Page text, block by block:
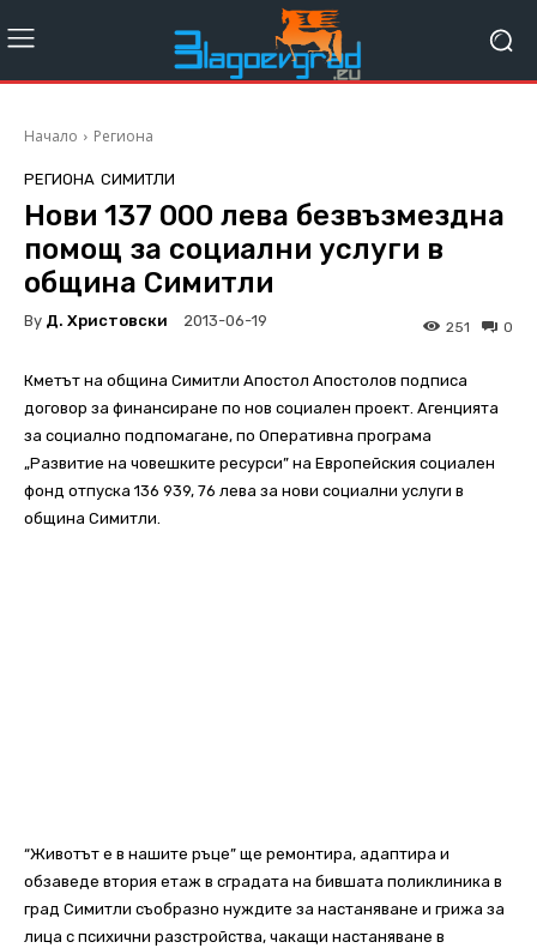
Начало Региона
РЕГИОНА СИМИТЛИ
Нови 137 000 лева безвъзмездна
помощ за социални услуги в
община Симитли
By Д. Христовски 2013-06-19 0
251
Кметът на община Симитли Апостол Апостолов подписа
договор за финансиране по нов социален проект. Агенцията
за социално подпомагане, по Оперативна програма
„Развитие на човешките ресурси” на Европейския социален
фонд отпуска 136 939, 76 лева за нови социални услуги в
община Симитли.
“Животът е в нашите ръце” ще ремонтира, адаптира и
обзаведе втория етаж в сградата на бившата поликлиника в
град Симитли съобразно нуждите за настаняване и грижа за
лица с психични разстройства, чакащи настаняване в